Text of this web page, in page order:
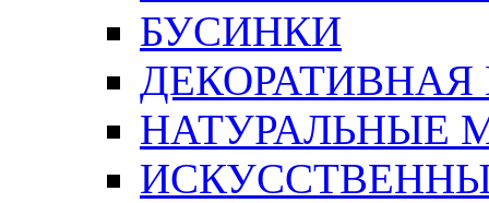
БУСИНКИ
ДЕКОРАТИВНАЯ
НАТУРАЛЬНЫЕ